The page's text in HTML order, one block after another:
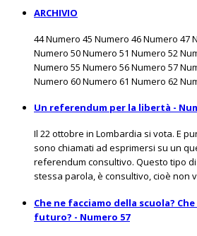
ARCHIVIO
44 Numero 45 Numero 46 Numero 47
Numero 50 Numero 51 Numero 52
Numero 55 Numero 56 Numero 57
Numero 60 Numero 61 Numero 62
Un referendum per la libertà -
Il 22 ottobre in Lombardia si vota. E
sono chiamati ad esprimersi su un
referendum consultivo. Questo tipo
stessa parola, è consultivo, cioè non
Che ne facciamo della scuola?
futuro? - Numero 57